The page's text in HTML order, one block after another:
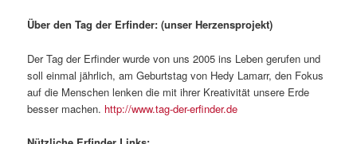
Über den Tag der Erfinder: (unser Herzensprojekt)
Der Tag der Erfinder wurde von uns 2005 ins Leben gerufen und
soll einmal jährlich, am Geburtstag von Hedy Lamarr, den Fokus
auf die Menschen lenken die mit ihrer Kreativität unsere Erde
besser machen. http://www.tag-der-erfinder.de